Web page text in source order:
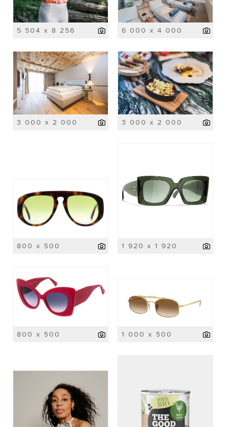
5 504 x 8 256 6 000 x 4 000
3 000 x 2 000 3 000 x 2 000
800 x 500 1 920 x 1 920
800 x 500 1 000 x 500